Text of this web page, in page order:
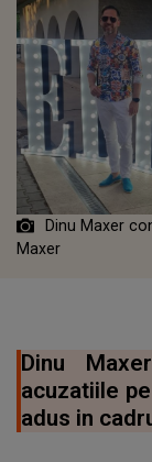
Dinu Maxer
Maxer
Dinu
acuzatiile
adus in